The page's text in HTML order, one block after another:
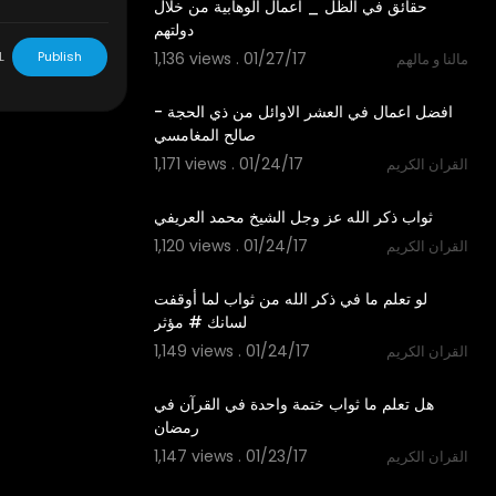
‫حقائق في الظل _ اعمال الوهابية من خلال
دولتهم‬‎
1,136 views . 01/27/17
مالنا و مالهم
‫افضل اعمال في العشر الاوائل من ذي الحجة -
1,171 views . 01/24/17
القران الكريم
‫ثواب ذكر الله عز وجل الشيخ محمد العريفي‬‎
1,120 views . 01/24/17
القران الكريم
‫لو تعلم ما في ذكر الله من ثواب لما أوقفت
1,149 views . 01/24/17
القران الكريم
‫هل تعلم ما ثواب ختمة واحدة في القرآن في
1,147 views . 01/23/17
القران الكريم
Publish